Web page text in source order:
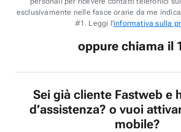
esclusivamente nelle fasce orarie da me
#1. Leggi l'informativa sulla
oppure chiama il
Sei già cliente Fastweb e
d’assistenza? o vuoi
mobile?